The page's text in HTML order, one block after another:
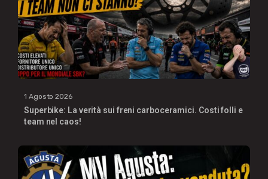
1 Agosto 2026
Superbike: La verità sui freni carboceramici. Costi folli e
team nel caos!